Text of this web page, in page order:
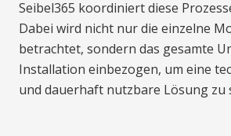
Seibel365 koordiniert diese
Dabei wird nicht nur die einzelne
betrachtet, sondern das gesamte
Installation einbezogen, um eine
und dauerhaft nutzbare Lösung zu